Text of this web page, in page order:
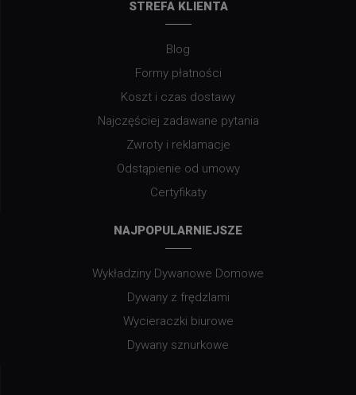
STREFA KLIENTA
Blog
Formy płatności
Koszt i czas dostawy
Najczęściej zadawane pytania
Zwroty i reklamacje
Odstąpienie od umowy
Certyfikaty
NAJPOPULARNIEJSZE
Wykładziny Dywanowe Domowe
Dywany z frędzlami
Wycieraczki biurowe
Dywany sznurkowe